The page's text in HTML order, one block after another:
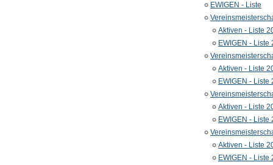
EWIGEN - Liste
Aktiven - Liste
EWIGEN - Liste
Aktiven - Liste
EWIGEN - Liste
Aktiven - Liste
EWIGEN - Liste
Aktiven - Liste
EWIGEN - Liste